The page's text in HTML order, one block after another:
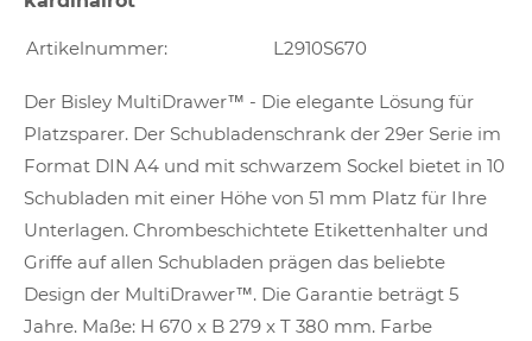
Artikelnummer: L2910S670
Der Bisley MultiDrawer™ - Die elegante Lösung für
Platzsparer. Der Schubladenschrank der 29er Serie im
Format DIN A4 und mit schwarzem Sockel bietet in 10
Schubladen mit einer Höhe von 51 mm Platz für Ihre
Unterlagen. Chrombeschichtete Etikettenhalter und
Griffe auf allen Schubladen prägen das beliebte
Design der MultiDrawer™. Die Garantie beträgt 5
Jahre. Maße: H 670 x B 279 x T 380 mm. Farbe